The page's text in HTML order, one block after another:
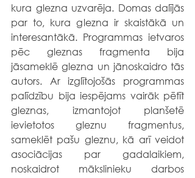
kura glezna uzvarēja. Domas dalījās
par to, kura glezna ir skaistākā un
interesantākā. Programmas ietvaros
pēc gleznas fragmenta bija
jāsameklē glezna un jānoskaidro tās
autors. Ar izglītojošās programmas
palīdzību bija iespējams vairāk pētīt
gleznas, izmantojot planšetē
ievietotos gleznu fragmentus,
sameklēt pašu gleznu, kā arī veidot
asociācijas par gadalaikiem,
noskaidrot mākslinieku darbos